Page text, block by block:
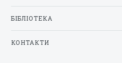
БІБЛІОТЕКА
КОНТАКТИ